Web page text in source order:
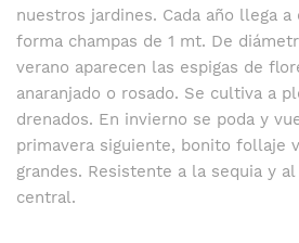
nuestros jardines. Cada año llega
forma champas de 1 mt. De
verano aparecen las espigas de
anaranjado o rosado. Se cultiva a
drenados. En invierno se poda y
primavera siguiente, bonito follaje
grandes. Resistente a la sequia y
central.